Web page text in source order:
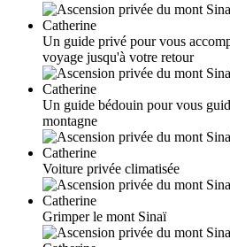
Un guide privé pour vous
voyage jusqu'à votre retour
Un guide bédouin pour vous
montagne
Voiture privée climatisée
Grimper le mont Sinaï